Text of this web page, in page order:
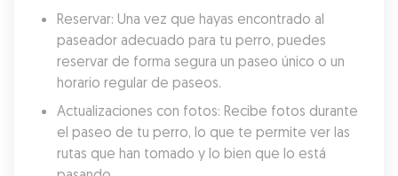
Reservar: Una vez que hayas encontrado al
paseador adecuado para tu perro, puedes
reservar de forma segura un paseo único o un
horario regular de paseos.
Actualizaciones con fotos: Recibe fotos durante
el paseo de tu perro, lo que te permite ver las
rutas que han tomado y lo bien que lo está